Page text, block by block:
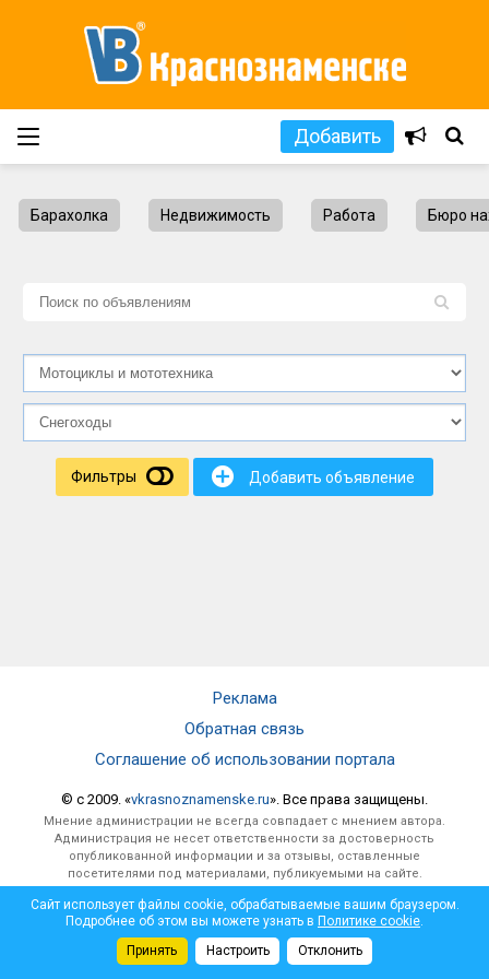
Добавить
Барахолка Недвижимость Работа Бюро
Фильтры + Добавить объявление
L
Реклама
Обратная связь
Соглашение об использовании портала
© c 2009. «vkrasnoznamenske.ru». Все права защищены.
Мнение администрации не всегда совпадает с мнением автора.
Администрация не несет ответственности за достоверность
опубликованной информации и за отзывы, оставленные
посетителями под материалами, публикуемыми на сайте.
Сайт использует файлы cookie, обрабатываемые вашим браузером.
Подробнее об этом вы можете узнать в Политике cookie.
Принять
Настроить Отклонить